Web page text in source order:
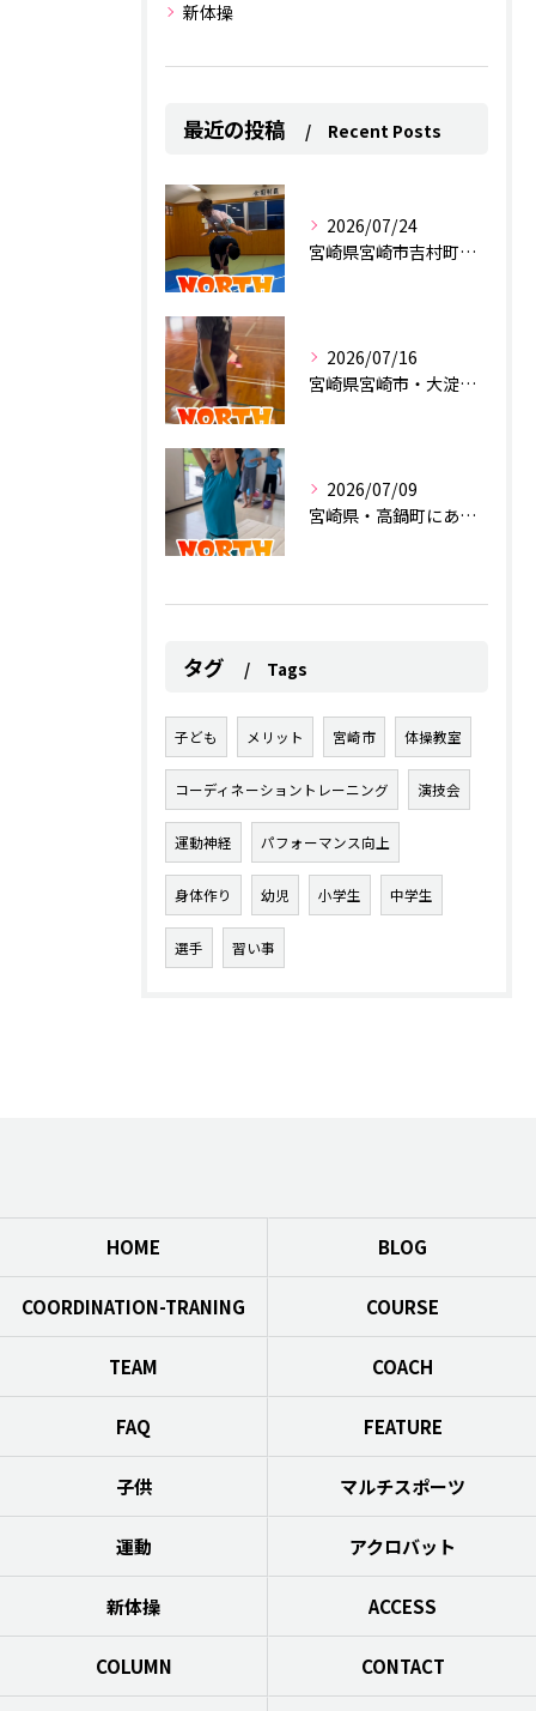
新体操
最近の投稿 Recent Posts
2026/07/24
宮崎県宮崎市吉村町にあるスポーツクラブ
2026/07/16
宮崎県宮崎市・大淀にあるスポーツクラブ
2026/07/09
宮崎県・高鍋町にあるスポーツクラブ
タグ Tags
子ども メリット 宮崎市 体操教室
コーディネーショントレーニング 演技会
運動神経 パフォーマンス向上
身体作り 幼児 小学生 中学生
選手 習い事
HOME BLOG
COORDINATION-TRANING COURSE
TEAM COACH
FAQ FEATURE
子供 マルチスポーツ
運動 アクロバット
新体操 ACCESS
COLUMN CONTACT